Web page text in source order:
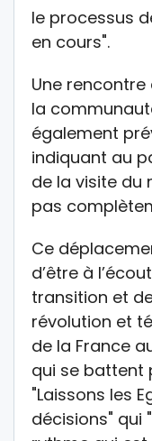
le processus
en cours".
Une
la
également
indiquant au
de la visite du
pas
Ce
d’être à
transition et
révolution et
de la France
qui se battent
"Laissons les
décisions" qui